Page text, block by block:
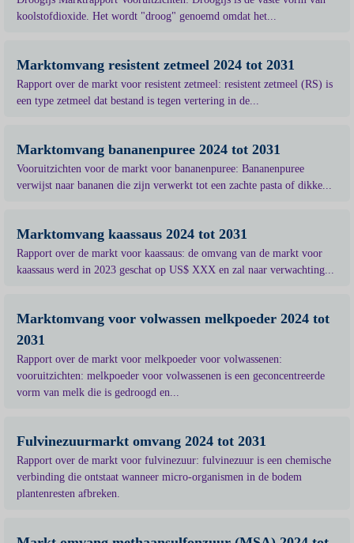
koolstofdioxide. Het wordt "droog" genoemd omdat het...
Marktomvang resistent zetmeel 2024 tot 2031
Rapport over de markt voor resistent zetmeel: resistent zetmeel (RS) is
een type zetmeel dat bestand is tegen vertering in de...
Marktomvang bananenpuree 2024 tot 2031
Vooruitzichten voor de markt voor bananenpuree: Bananenpuree
verwijst naar bananen die zijn verwerkt tot een zachte pasta of dikke...
Marktomvang kaassaus 2024 tot 2031
Rapport over de markt voor kaassaus: de omvang van de markt voor
kaassaus werd in 2023 geschat op US$ XXX en zal naar verwachting...
Marktomvang voor volwassen melkpoeder 2024 tot
2031
Rapport over de markt voor melkpoeder voor volwassenen:
vooruitzichten: melkpoeder voor volwassenen is een geconcentreerde
vorm van melk die is gedroogd en...
Fulvinezuurmarkt omvang 2024 tot 2031
Rapport over de markt voor fulvinezuur: fulvinezuur is een chemische
verbinding die ontstaat wanneer micro-organismen in de bodem
plantenresten afbreken.